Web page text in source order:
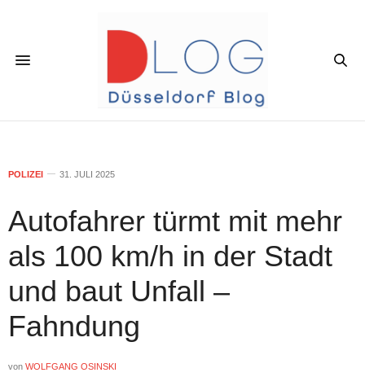
POLIZEI 31. JULI 2025
Autofahrer türmt mit mehr
als 100 km/h in der Stadt
und baut Unfall –
Fahndung
von WOLFGANG OSINSKI